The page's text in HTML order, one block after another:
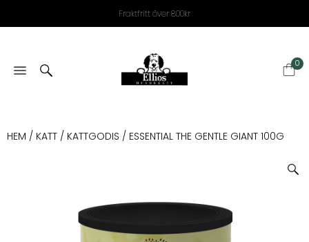
Fraktfritt över 800kr
0
HEM / KATT / KATTGODIS / ESSENTIAL THE GENTLE GIANT 100G